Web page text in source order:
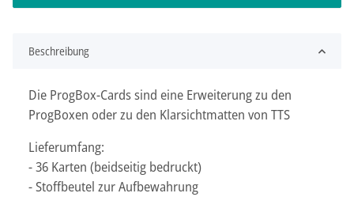
Beschreibung
Die ProgBox-Cards sind eine Erweiterung zu den
ProgBoxen oder zu den Klarsichtmatten von TTS
Lieferumfang:
- 36 Karten (beidseitig bedruckt)
- Stoffbeutel zur Aufbewahrung